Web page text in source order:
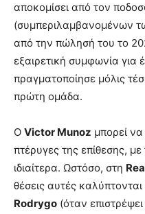
αποκομίσει από τον
(συμπεριλαμβανομένων
από την πώλησή του το
εξαιρετική συμφωνία για
πραγματοποίησε μόλις
πρώτη ομάδα.
Ο Victor Munoz μπορεί να
πτέρυγες της επίθεσης, με
ιδιαίτερα. Ωστόσο, στη
θέσεις αυτές
Rodrygo (όταν